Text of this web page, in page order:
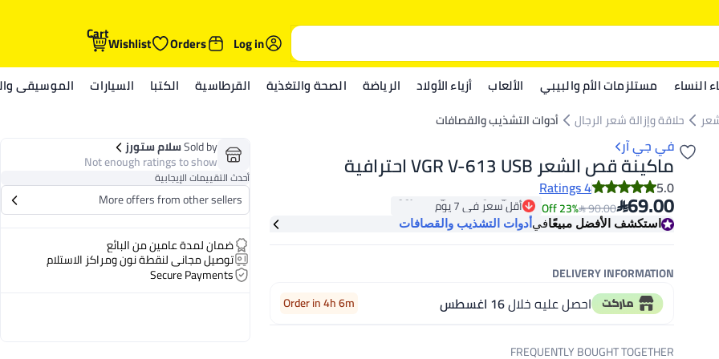
Log in
Orders
Wishlist
Cart
النساء مستلزمات الأم والبيبي الألعاب أزياء الأولاد الرياضة الصحة والتغذية القرطاسية الكتبا السيارات الموسيقى
حلاقة وإزالة شعر الرجال أدوات التشذيب والقصافات
في جي آر
ماكينة قص الشعر VGR V-613 USB احترافية
5.0
4 Ratings 69.00
90.00
23% Off أقل سعر في 7 يوم
باقي 3 وحدات في المخزون
أقل سعر في 7 يوم استكشف الأفضل مبيعًافيأدوات التشذيب والقصافات
DELIVERY INFORMATION
احصل عليه خلال16 اغسطس Order in 4h 6m
FREQUENTLY BOUGHT TOGETHER
Sold byسلام ستورز
Not enough ratings to show
أحدث التقييمات الإيجابية
More offers from other sellers
ضمان لمدة عامين من البائع
توصيل مجاني لنقطة نون ومراكز الاستلام
Secure Payments